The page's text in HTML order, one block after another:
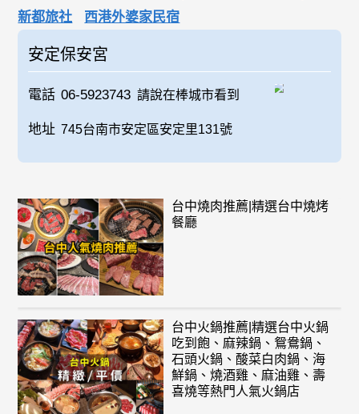
新都旅社
西港外婆家民宿
安定保安宮
電話 06-5923743 請說在棒城市看到
地址 745台南市安定區安定里131號
台中燒肉推薦|精選台中燒烤
餐廳
台中火鍋推薦|精選台中火鍋
吃到飽、麻辣鍋、鴛鴦鍋、
石頭火鍋、酸菜白肉鍋、海
鮮鍋、燒酒雞、麻油雞、壽
喜燒等熱門人氣火鍋店